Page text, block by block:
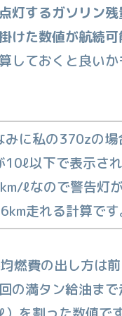
灯するガソリン
けた数値が航続
しておくと良い
みに私の370zの場
10ℓ以下で表示さ
ℓなので警告灯
走れる計算です
燃費の出し方は
の満タン給油ま